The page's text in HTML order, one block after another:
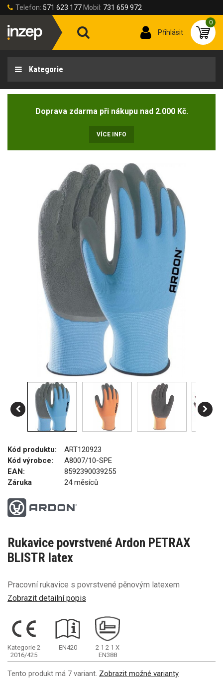
Telefon: 571 623 177 Mobil: 731 659 972
Přihlásit
0
Kategorie
Doprava zdarma při nákupu nad 2.000 Kč.
VÍCE INFO
Kód produktu:
ART120923
Kód výrobce:
A8007/10-SPE
EAN:
8592390039255
Záruka
24 měsíců
Rukavice povrstvené Ardon PETRAX
BLISTR latex
Pracovní rukavice s povrstvené pěnovým latexem
Zobrazit detailní popis
Kategorie 2
2016/425
EN420 2 1 2 1 X
EN388
Tento produkt má 7 variant. Zobrazit možné varianty